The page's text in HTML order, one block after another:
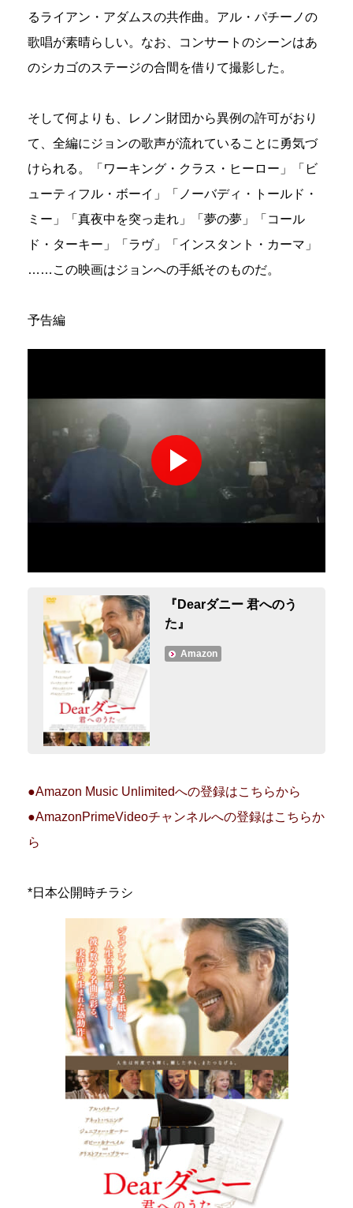
るライアン・アダムスの共作曲。アル・パチーノの
歌唱が素晴らしい。なお、コンサートのシーンはあ
のシカゴのステージの合間を借りて撮影した。
そして何よりも、レノン財団から異例の許可がおり
て、全編にジョンの歌声が流れていることに勇気づ
けられる。「ワーキング・クラス・ヒーロー」「ビ
ューティフル・ボーイ」「ノーバディ・トールド・
ミー」「真夜中を突っ走れ」「夢の夢」「コール
ド・ターキー」「ラヴ」「インスタント・カーマ」
……この映画はジョンへの手紙そのものだ。
予告編
『Dearダニー 君へのう
た』
Amazon
●Amazon Music Unlimitedへの登録はこちらから
●AmazonPrimeVideoチャンネルへの登録はこちらか
ら
*日本公開時チラシ